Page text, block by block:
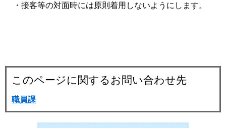
・接客等の対面時には原則着用しないようにします。
このページに関するお問い合わせ先
職員課